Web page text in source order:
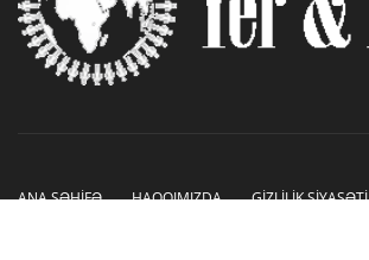
ANA SƏHİFƏ HAQQIMIZDA GİZLİLİK SİYASƏTİ